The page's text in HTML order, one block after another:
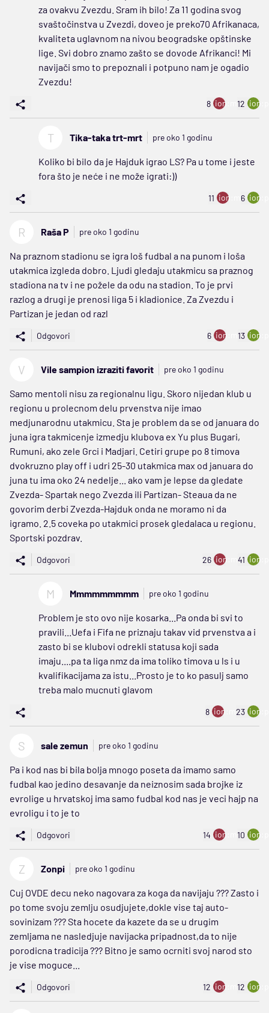
za ovakvu Zvezdu. Sram ih bilo! Za 11 godina svog
svaštočinstva u Zvezdi, doveo je preko70 Afrikanaca,
kvaliteta uglavnom na nivou beogradske opštinske
lige. Svi dobro znamo zašto se dovode Afrikanci! Mi
navijači smo to prepoznali i potpuno nam je ogadio
Zvezdu!
8 ion:minus
12
T Tika-taka trt-mrt pre oko 1 godinu
Koliko bi bilo da je Hajduk igrao LS? Pa u tome i jeste
fora što je neće i ne može igrati:))
11 ion:minus
6
R Raša P pre oko 1 godinu
Na praznom stadionu se igra loš fudbal a na punom i loša
utakmica izgleda dobro. Ljudi gledaju utakmicu sa praznog
stadiona na tv i ne požele da odu na stadion. To je prvi
razlog a drugi je prenosi liga 5 i kladionice. Za Zvezdu i
Partizan je jedan od razl
Odgovori 6 ion:minus
13
V Vile sampion izraziti favorit pre oko 1 godinu
Samo mentoli nisu za regionalnu ligu. Skoro nijedan klub u
regionu u prolecnom delu prvenstva nije imao
medjunarodnu utakmicu. Sta je problem da se od januara do
juna igra takmicenje izmedju klubova ex Yu plus Bugari,
Rumuni, ako zele Grci i Madjari. Cetiri grupe po 8 timova
dvokruzno play off i udri 25-30 utakmica max od januara do
juna tu ima oko 24 nedelje... ako vam je lepse da gledate
Zvezda- Spartak nego Zvezda ili Partizan- Steaua da ne
govorim derbi Zvezda-Hajduk onda ne moramo ni da
igramo. 2.5 coveka po utakmici prosek gledalaca u regionu.
Sportski pozdrav.
Odgovori 26 ion:minus
41
M Mmmmmmmmm pre oko 1 godinu
Problem je sto ovo nije kosarka...Pa onda bi svi to
pravili...Uefa i Fifa ne priznaju takav vid prvenstva a i
zasto bi se klubovi odrekli statusa koji sada
imaju....pa ta liga nmz da ima toliko timova u ls i u
kvalifikacijama za istu...Prosto je to ko pasulj samo
treba malo mucnuti glavom
8 ion:minus
23
S sale zemun pre oko 1 godinu
Pa i kod nas bi bila bolja mnogo poseta da imamo samo
fudbal kao jedino desavanje da neiznosim sada brojke iz
evrolige u hrvatskoj ima samo fudbal kod nas je veci hajp na
evroligu i to je to
Odgovori 14 ion:minus
10
Z Zonpi pre oko 1 godinu
Cuj OVDE decu neko nagovara za koga da navijaju ??? Zasto i
po tome svoju zemlju osudjujete,dokle vise taj auto-
sovinizam ??? Sta hocete da kazete da se u drugim
zemljama ne nasledjuje navijacka pripadnost,da to nije
porodicna tradicija ??? Bitno je samo ocrniti svoj narod sto
je vise moguce...
Odgovori 12 ion:minus
12